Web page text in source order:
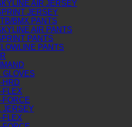
AIR JERSEY
JERSEY
BMX PANTS
AIR PANTS
PANTS
PANTS
GLOVES
HRD
FLEX
FORCE
JERSEY
FLEX